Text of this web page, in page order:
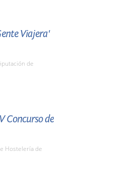
Viajera'
de
Concurso de
Hostelería de